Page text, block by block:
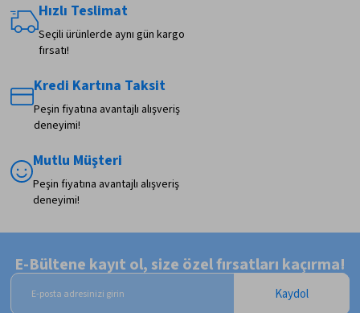
Hızlı Teslimat
Seçili ürünlerde aynı gün kargo
fırsatı!
Kredi Kartına Taksit
Peşin fiyatına avantajlı alışveriş
deneyimi!
Mutlu Müşteri
Peşin fiyatına avantajlı alışveriş
deneyimi!
E-Bültene kayıt ol, size özel fırsatları kaçırma!
Kaydol